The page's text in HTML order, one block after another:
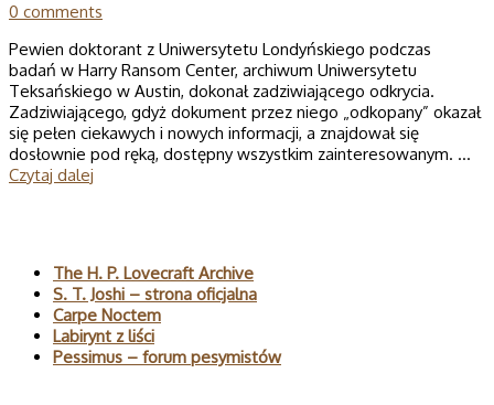
0 comments
Pewien doktorant z Uniwersytetu Londyńskiego podczas
badań w Harry Ransom Center, archiwum Uniwersytetu
Teksańskiego w Austin, dokonał zadziwiającego odkrycia.
Zadziwiającego, gdyż dokument przez niego „odkopany” okazał
się pełen ciekawych i nowych informacji, a znajdował się
dosłownie pod ręką, dostępny wszystkim zainteresowanym. …
Czytaj dalej
The H. P. Lovecraft Archive
S. T. Joshi – strona oficjalna
Carpe Noctem
Labirynt z liści
Pessimus – forum pesymistów